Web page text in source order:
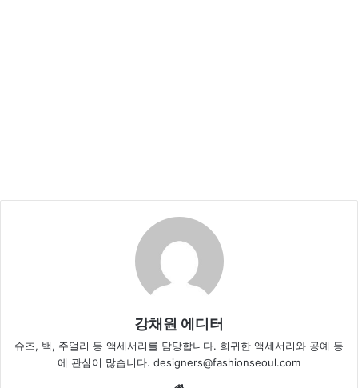
강채원 에디터
슈즈, 백, 주얼리 등 액세서리를 담당합니다. 희귀한 액세서리와 공예 등
에 관심이 많습니다. designers@fashionseoul.com